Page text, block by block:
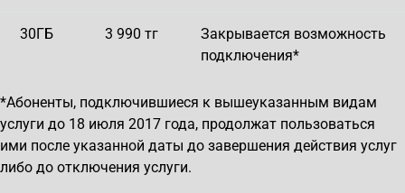
30ГБ 3 990 тг
Закрывается возможность
подключения*
*Абоненты, подключившиеся к вышеуказанным видам
услуги до 18 июля 2017 года, продолжат пользоваться
ими после указанной даты до завершения действия услуг
либо до отключения услуги.